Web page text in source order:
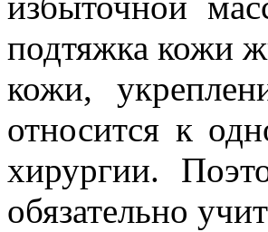
подтяжка кожи
кожи,
относится к
хирургии.
обязательно